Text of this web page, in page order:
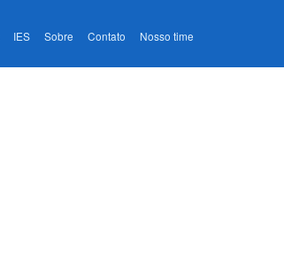
IES Sobre Contato Nosso time